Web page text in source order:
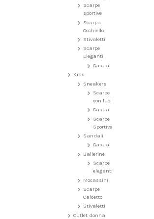
Scarpe
sportive
Scarpa
Occhiello
Stivaletti
Scarpe
Eleganti
Casual
Kids
Sneakers
Scarpe
con luci
Casual
Scarpe
Sportive
Sandali
Casual
Ballerine
Scarpe
eleganti
Mocassini
Scarpe
Calcetto
Stivaletti
Outlet donna